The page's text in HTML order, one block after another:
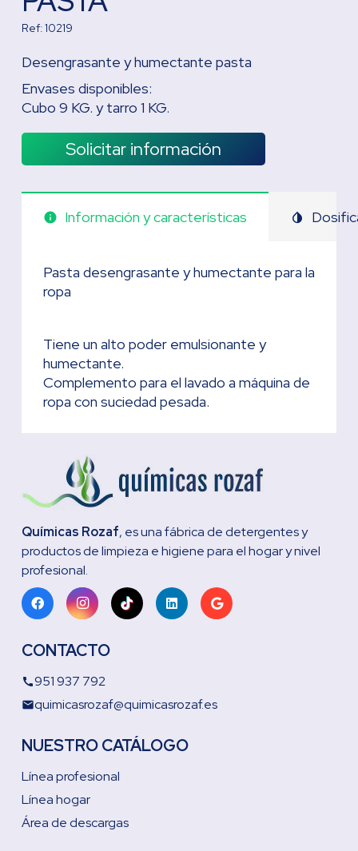
Ref:10219
Desengrasante y humectante pasta
Envases disponibles:
Cubo 9 KG. y tarro 1 KG.
Solicitar información
info Información y características invert_colors
Pasta desengrasante y humectante para la
ropa
Tiene un alto poder emulsionante y
humectante.
Complemento para el lavado a máquina de
ropa con suciedad pesada.
Químicas Rozaf, es una fábrica de detergentes y
productos de limpieza e higiene para el hogar y nivel
profesional.
CONTACTO
call951 937 792
emailquimicasrozaf@quimicasrozaf.es
NUESTRO CATÁLOGO
Línea profesional
Línea hogar
Área de descargas